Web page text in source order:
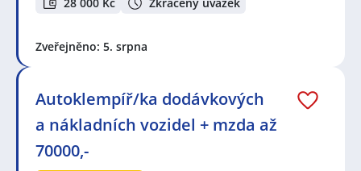
Zveřejněno: 5. srpna
Autoklempíř/ka dodávkových
a nákladních vozidel + mzda až
70000,-